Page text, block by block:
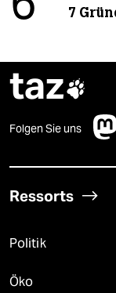
7
taz
Folgen Sie uns
Ressorts
Politik
Öko